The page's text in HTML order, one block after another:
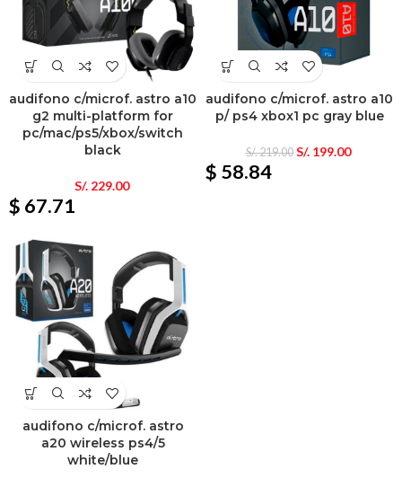
audifono c/microf. astro a10
g2 multi-platform for
pc/mac/ps5/xbox/switch
black
S/.229.00
$ 67.71
audifono c/microf. astro a10
p/ ps4 xbox1 pc gray blue
S/.219.00 S/.199.00
$ 58.84
audifono c/microf. astro
a20 wireless ps4/5
white/blue